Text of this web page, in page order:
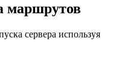
маршрутов
сервера используя